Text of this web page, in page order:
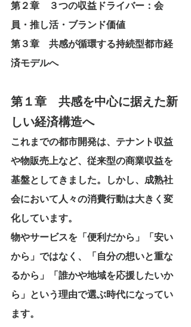
第２章　３つの収益ドライバー：会
員・推し活・ブランド価値
第３章　共感が循環する持続型都市経
済モデルへ
第１章　共感を中心に据えた新
しい経済構造へ
これまでの都市開発は、テナント収益
や物販売上など、従来型の商業収益を
基盤としてきました。しかし、成熟社
会において人々の消費行動は大きく変
化しています。
物やサービスを「便利だから」「安い
から」ではなく、「自分の想いと重な
るから」「誰かや地域を応援したいか
ら」という理由で選ぶ時代になってい
ます。